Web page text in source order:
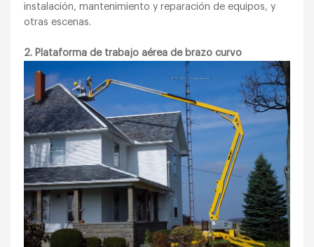
instalación, mantenimiento y reparación de equipos, y
otras escenas.
2. Plataforma de trabajo aérea de brazo curvo